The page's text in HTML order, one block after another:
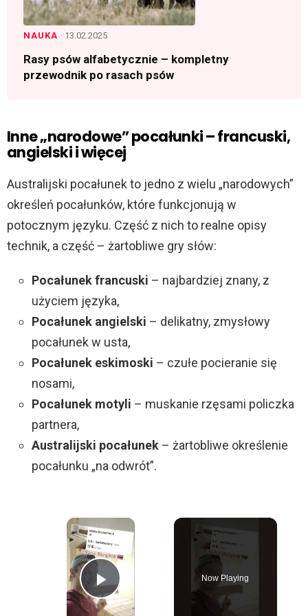
NAUKA · 13.02.2025
Rasy psów alfabetycznie – kompletny
przewodnik po rasach psów
Inne „narodowe” pocałunki – francuski,
angielski i więcej
Australijski pocałunek to jedno z wielu „narodowych”
określeń pocałunków, które funkcjonują w
potocznym języku. Część z nich to realne opisy
technik, a część – żartobliwe gry słów:
Pocałunek francuski – najbardziej znany, z
użyciem języka,
Pocałunek angielski – delikatny, zmysłowy
pocałunek w usta,
Pocałunek eskimoski – czułe pocieranie się
nosami,
Pocałunek motyli – muskanie rzęsami policzka
partnera,
Australijski pocałunek – żartobliwe określenie
pocałunku „na odwrót”.
×
Play Video
Now Playing